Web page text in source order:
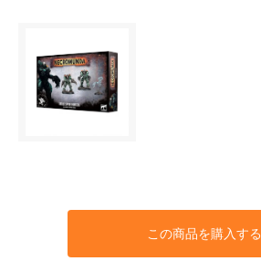
この商品を購入する